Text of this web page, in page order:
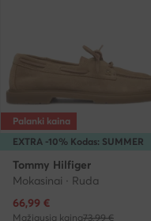
EXTRA -10% Kodas: SUMMER
Palanki kaina
Tommy Hilfiger
Mokasinai · Ruda
Dabartinė kaina
66,99 €
Mažiausia kaina73,99 €